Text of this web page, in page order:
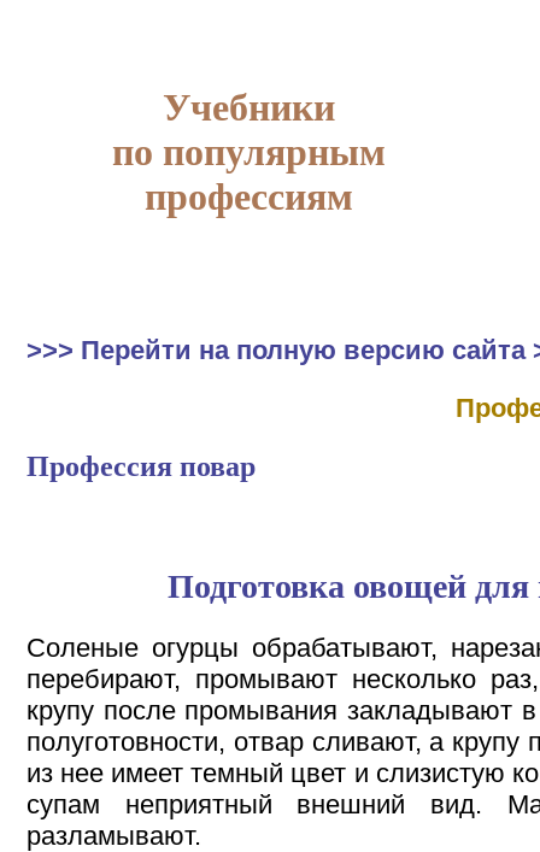
Учебники
по популярным
профессиям
>>> Перейти на полную версию сайта
Профессия повар
Подготовка овощей для
Соленые огурцы обрабатывают,
перебирают, промывают несколько
крупу после промывания закладывают
полуготовности, отвар сливают, а крупу
из нее имеет темный цвет и слизистую
супам неприятный внешний вид.
разламывают.